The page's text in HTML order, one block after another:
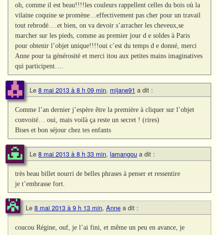
oh, comme il est beau!!!!les couleurs rappellent celles du bois où la
vilaine coquine se promène…effectivement pas cher pour un travail
tout rebrodé….et bien, on va devoir s’arracher les cheveux,se
marcher sur les pieds, comme au premier jour d e soldes à Paris
pour obtenir l’objet unique!!!!oui c’est du temps d e donné, merci
Anne pour ta générosité et merci itou aux petites mains imaginatives
qui participent….
Le 8 mai 2013 à 8 h 09 min, mijane91 a dit :
Comme l’an dernier j’espère être la première à cliquer sur l’objet
convoité… oui, mais voilà ça reste un secret ! (rires)
Bises et bon séjour chez tes enfants
Le 8 mai 2013 à 8 h 33 min, lamangou a dit :
très beau billet nourri de belles phrases à penser et ressentire
je t’embrasse fort.
Le 8 mai 2013 à 9 h 13 min, Anne a dit :
coucou Régine, ouf, je l’ai fini, et même un peu en avance, je